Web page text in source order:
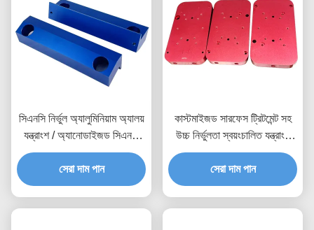
সিএনসি নির্ভুল অ্যালুমিনিয়াম অ্যালয়
যন্ত্রাংশ / অ্যানোডাইজড সিএনসি
মেশিনেড যন্ত্রাংশ
সেরা দাম পান
কাস্টমাইজড সারফেস ট্রিটমেন্ট সহ
উচ্চ নির্ভুলতা স্বয়ংচালিত যন্ত্রাংশ
এবং IATF 16949 সার্টিফাইড
সিএনসি মেশিনিং যন্ত্রাংশ
সেরা দাম পান